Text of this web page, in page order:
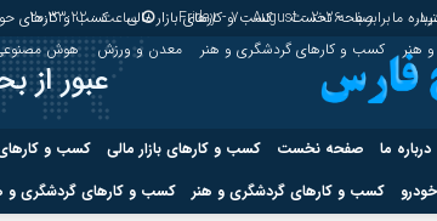
برابر با : Friday - 7 - August - 2026 ساعت :20:33:23 ما صفحه نخست کسب و کارهای بازار مالی کسب و کارهای
هنر
کسب و کارهای گردشگری و هنر معدن و ورزش هوش
عبور از
درباره ما صفحه نخست کسب و کارهای بازار مالی کسب و
کسب و کارهای گردشگری و هنر کسب و کارهای گردشگری و